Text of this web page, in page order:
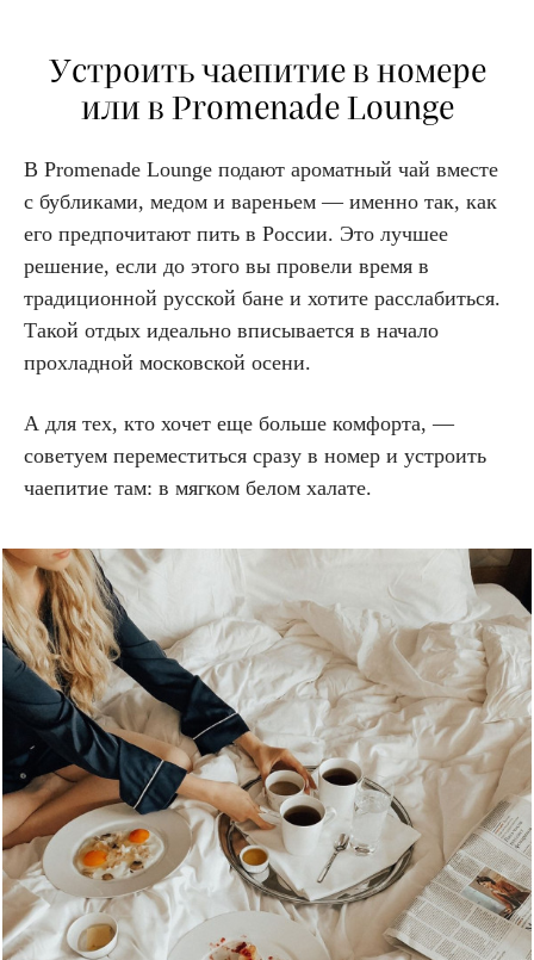
Устроить чаепитие в номере
или в Promenade Lounge
В Promenade Lounge подают ароматный чай вместе
с бубликами, медом и вареньем — именно так, как
его предпочитают пить в России. Это лучшее
решение, если до этого вы провели время в
традиционной русской бане и хотите расслабиться.
Такой отдых идеально вписывается в начало
прохладной московской осени.
А для тех, кто хочет еще больше комфорта, —
советуем переместиться сразу в номер и устроить
чаепитие там: в мягком белом халате.